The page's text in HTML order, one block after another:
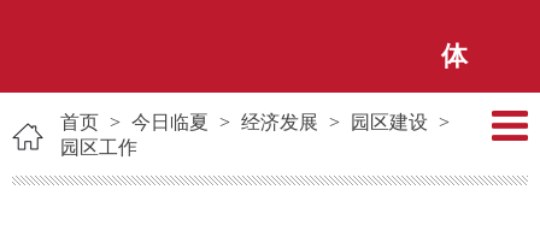
体
首页 > 今日临夏 > 经济发展 > 园区建设 >
园区工作